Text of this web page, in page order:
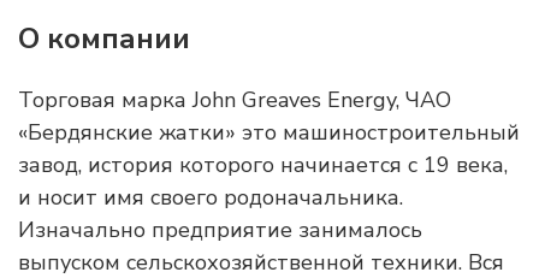
О компании
Торговая марка John Greaves Energy, ЧАО
«Бердянские жатки» это машиностроительный
завод, история которого начинается с 19 века,
и носит имя своего родоначальника.
Изначально предприятие занималось
выпуском сельскохозяйственной техники. Вся